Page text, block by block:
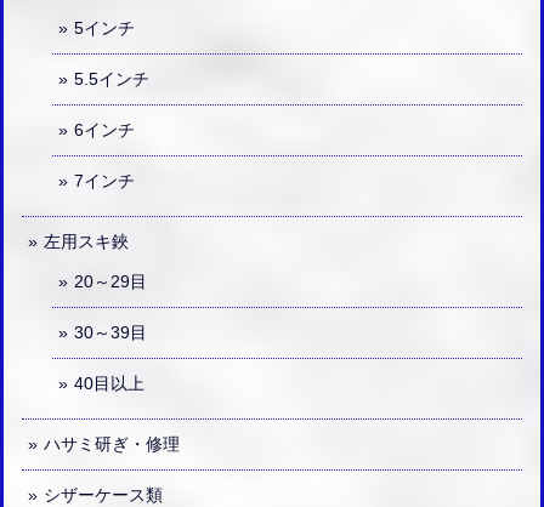
5インチ
5.5インチ
6インチ
7インチ
左用スキ鋏
20～29目
30～39目
40目以上
ハサミ研ぎ・修理
シザーケース類